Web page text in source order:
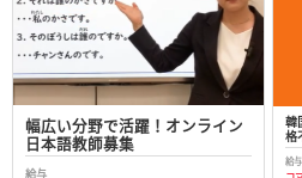
幅広い分野で活躍！オンライン
日本語教師募集
給与
韓
格
給与